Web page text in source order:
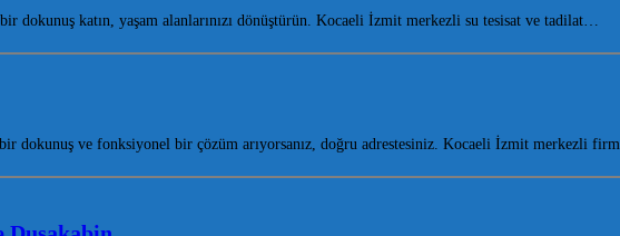
dokunuş katın, yaşam alanlarınızı dönüştürün. Kocaeli İzmit merkezli su tesisat ve tadilat…
dokunuş ve fonksiyonel bir çözüm arıyorsanız, doğru adrestesiniz. Kocaeli İzmit merkezli